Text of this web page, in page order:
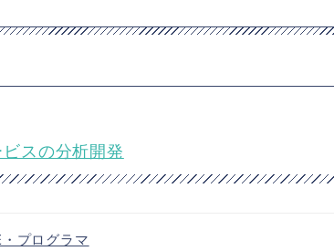
スの分析開発
プログラマ